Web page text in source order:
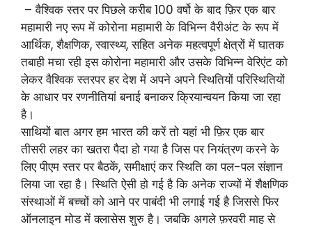
– वैश्विक स्तर पर पिछले करीब 100 वर्षो के बाद फ़िर एक बार
महामारी नए रूप में कोरोना महामारी के विभिन्न वैरीअंट के रूप में
आर्थिक, शैक्षणिक, स्वास्थ्य, सहित अनेक महत्वपूर्ण क्षेत्रों में घातक
तबाही मचा रही इस कोरोना महामारी और उसके विभिन्न वेरिएंट को
लेकर वैश्विक स्तरपर हर देश में अपने अपने स्थितियों परिस्थितियों
के आधार पर रणनीतियां बनाई बनाकर क्रियान्वयन किया जा रहा
है।
साथियों बात अगर हम भारत की करें तो यहां भी फ़िर एक बार
तीसरी लहर का खतरा पैदा हो गया है जिस पर नियंत्रण करने के
लिए पीएम स्तर पर बैठकें, समीक्षाएं कर स्थिति का पल-पल संज्ञान
लिया जा रहा है। स्थिति ऐसी हो गई है कि अनेक राज्यों में शैक्षणिक
संस्थाओं में बच्चों को आने पर पाबंदी भी लगाई गई है जिससे फिर
ऑनलाइन मोड में क्लासेस शुरु है। जबकि अगले फ़रवरी माह से